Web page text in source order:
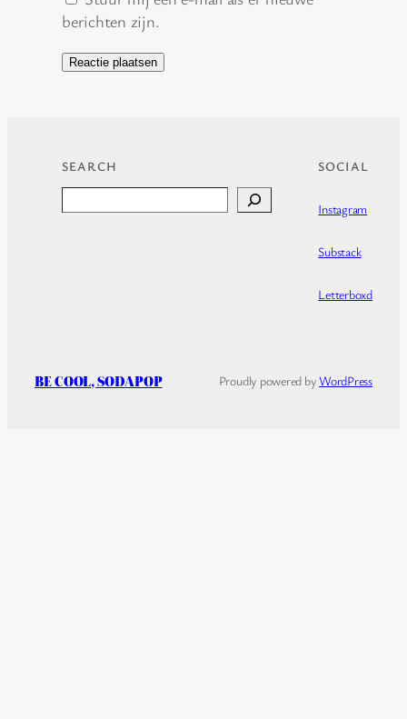
berichten zijn.
SEARCH SOCIAL
Instagram
Substack
Letterboxd
BE COOL, SODAPOP Proudly powered byWordPress